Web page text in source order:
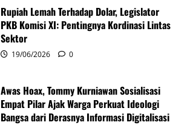
Rupiah Lemah Terhadap Dolar, Legislator
PKB Komisi XI: Pentingnya Kordinasi Lintas
Sektor
19/06/2026 0
Awas Hoax, Tommy Kurniawan Sosialisasi
Empat Pilar Ajak Warga Perkuat Ideologi
Bangsa dari Derasnya Informasi Digitalisasi